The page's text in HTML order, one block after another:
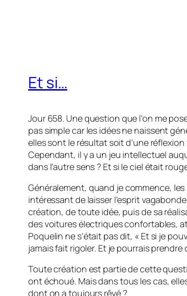
Et si…
Jour 658. Une question que l’on me
pas simple car les idées ne naissent
elles sont le résultat soit d’une
Cependant, il y a un jeu intellectuel
dans l’autre sens ? Et si le ciel était
Généralement, quand je commence,
intéressant de laisser l’esprit
création, de toute idée, puis de sa
des voitures électriques confortables,
Poquelin ne s’était pas dit, « Et si je
jamais fait rigoler. Et je pourrais
Toute création est partie de cette
ont échoué. Mais dans tous les cas,
dont on a toujours rêvé ?